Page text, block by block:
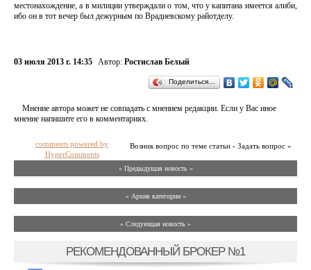
местонахождение, а в милиции утверждали о том, что у капитана имеется алиби,
ибо он в тот вечер был дежурным по Врадиевскому райотделу.
03 июля 2013 г. 14:35 Автор: Ростислав Белый
Поделиться…
Мнение автора может не совпадать с мнением редакции. Если у Вас иное
мнение напишите его в комментариях.
Возник вопрос по теме статьи - Задать вопрос »
comments powered by
HyperComments
« Предыдущая новость «
» Архив категории «
» Следующая новость »
РЕКОМЕНДОВАННЫЙ БРОКЕР №1